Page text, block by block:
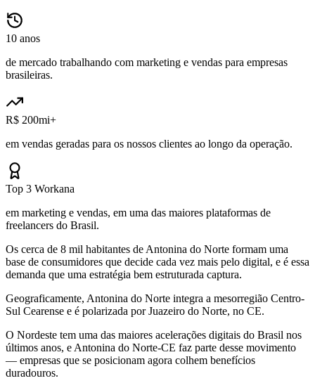
10 anos
de mercado trabalhando com marketing e vendas para empresas
brasileiras.
R$ 200mi+
em vendas geradas para os nossos clientes ao longo da operação.
Top 3 Workana
em marketing e vendas, em uma das maiores plataformas de
freelancers do Brasil.
Os cerca de 8 mil habitantes de Antonina do Norte formam uma
base de consumidores que decide cada vez mais pelo digital, e é essa
demanda que uma estratégia bem estruturada captura.
Geograficamente, Antonina do Norte integra a mesorregião Centro-
Sul Cearense e é polarizada por Juazeiro do Norte, no CE.
O Nordeste tem uma das maiores acelerações digitais do Brasil nos
últimos anos, e Antonina do Norte-CE faz parte desse movimento
— empresas que se posicionam agora colhem benefícios
duradouros.